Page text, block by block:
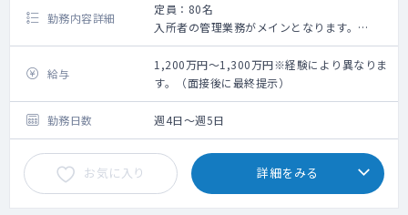
勤務内容詳細
定員：80名
入所者の管理業務がメインとなります。
▼当直：応相談（月1回～）
▼オンコール：有（急変時対応）
給与
1,200万円～1,300万円※経験により異なりま
す。（面接後に最終提示）
勤務日数 週4日～週5日
お気に入り 詳細をみる